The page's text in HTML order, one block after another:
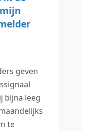
geven
bijna leeg
te